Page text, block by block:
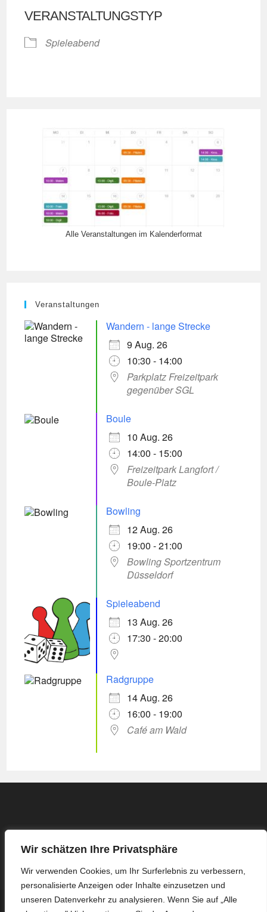
Wir schätzen Ihre Privatsphäre
Wir verwenden Cookies, um Ihr Surferlebnis zu verbessern,
personalisierte Anzeigen oder Inhalte einzusetzen und
unseren Datenverkehr zu analysieren. Wenn Sie auf „Alle
VERANSTALTUNGSTYP
Spieleabend
Alle Veranstaltungen im Kalenderformat
Veranstaltungen
Wandern - lange Strecke
9 Aug. 26
10:30 - 14:00
Parkplatz Freizeitpark
gegenüber SGL
Boule
10 Aug. 26
14:00 - 15:00
Freizeitpark Langfort /
Boule-Platz
Bowling
12 Aug. 26
19:00 - 21:00
Bowling Sportzentrum
Düsseldorf
Spieleabend
13 Aug. 26
17:30 - 20:00
Radgruppe
14 Aug. 26
16:00 - 19:00
Café am Wald
Kontakt
Impressum / Datenschutzerklärung